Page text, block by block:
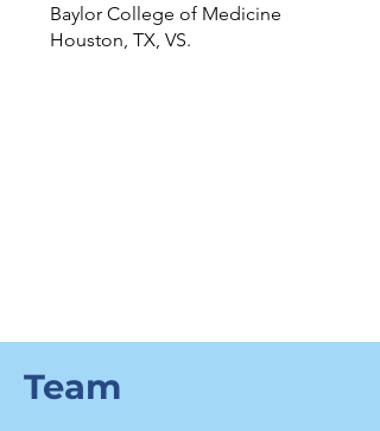
Baylor College of Medicine
Houston, TX, VS.
Team